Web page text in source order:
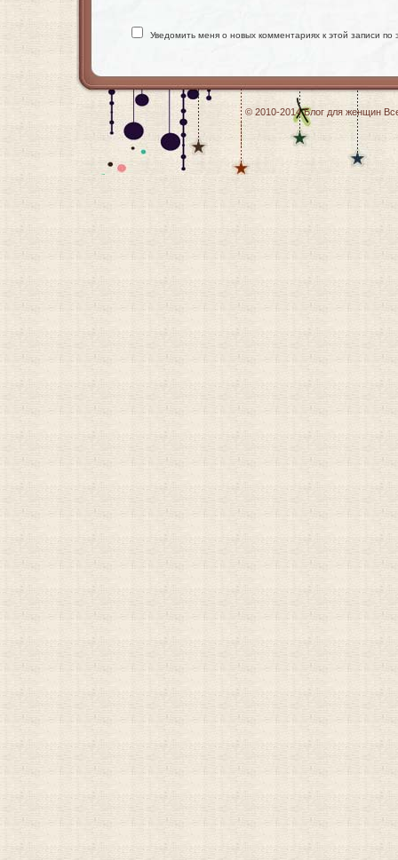
Уведомить меня о новых комментариях к этой записи по
© 2010-2014Блог для женщин